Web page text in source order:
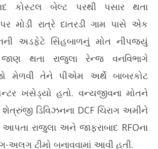
કોસ્ટલ બેલ્ટ પરથી પસાર થતા
મોડી રાત્રે દાતરડી ગામ પાસે એક
અડફેટે સિંહબાળનું મોત નીપજ્યું
થતા રાજુલા રેન્જ વનવિભાગે
મેળવી તેને પીએમ અર્થે બાબરકોટ
ખસેડ્યો હતો. વન્યજીવના મોતને
શેત્રુંજી ડિવિઝનના DCF ચિરાગ અમીને
રાજુલા અને જાફરાબાદ RFOના
અલગ ટીમો બનાવવામાં આવી હતી.